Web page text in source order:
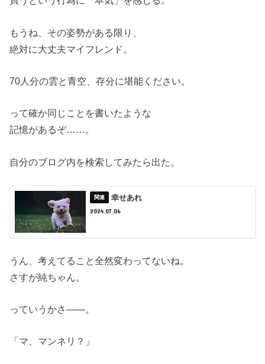
もうね、その姿勢がある限り、
絶対に大丈夫マイフレンド。
70人分の雲と青空、存分に堪能ください。
って確か同じことを書いたような
記憶があるぞ……。
自分のブログ内を検索してみたら出た。
幸せあれ
2024.07.06
うん、考えてること全然変わってないね。
さすが純ちゃん。
っていうかさ――。
「マ、マンネリ？」